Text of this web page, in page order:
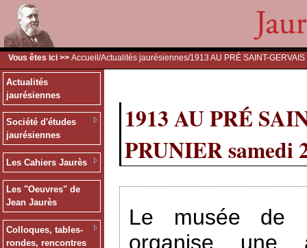
Vous êtes ici >> Accueil /Actualités jaurésiennes/1913 AU PRÉ SAINT-
Actualités
jaurésiennes
Société d'études
jaurésiennes
Les Cahiers Jaurès
Les "Oeuvres" de
Jean Jaurès
Colloques, tables-
rondes, rencontres
1913 AU PRÉ
PRUNIER samedi
Le musée de
organise une